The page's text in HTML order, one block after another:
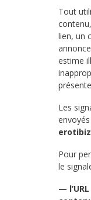
Tout
lien, un
estime
Les
envoyés
Pour
le
—